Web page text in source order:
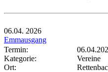
06.04. 2026
Emmausgang
Termin:
Kategorie:
Vereine
Ort: